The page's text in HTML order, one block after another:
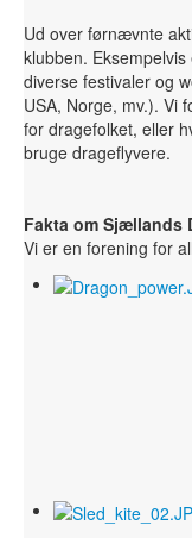
Ud over førnævnte
klubben.
diverse festivaler og
USA, Norge, mv.). Vi
for dragefolket, eller
bruge drageflyvere.
Fakta om Sjællands
Vi er en forening for